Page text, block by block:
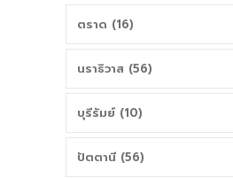
ตราด (16)
นราธิวาส (56)
บุรีรัมย์ (10)
ปัตตานี (56)